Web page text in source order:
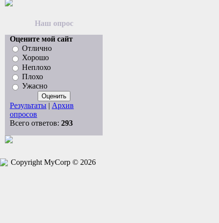
Наш опрос
Оцените мой сайт
Отлично
Хорошо
Неплохо
Плохо
Ужасно
Результаты | Архив
опросов
Всего ответов: 293
Copyright MyCorp © 2026